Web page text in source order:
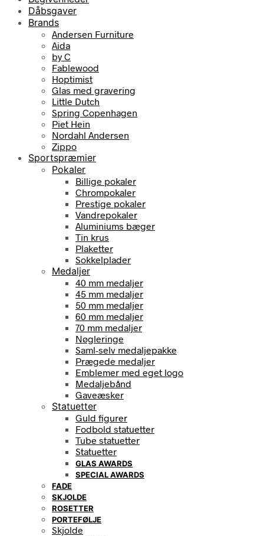
Dåbsgaver
Brands
Andersen Furniture
Aida
by C
Fablewood
Hoptimist
Glas med gravering
Little Dutch
Spring Copenhagen
Piet Hein
Nordahl Andersen
Zippo
Sportspræmier
Pokaler
Billige pokaler
Chrompokaler
Prestige pokaler
Vandrepokaler
Aluminiums bæger
Tin krus
Plaketter
Sokkelplader
Medaljer
40 mm medaljer
45 mm medaljer
50 mm medaljer
60 mm medaljer
70 mm medaljer
Nøgleringe
Saml-selv medaljepakke
Prægede medaljer
Emblemer med eget logo
Medaljebånd
Gaveæsker
Statuetter
Guld figurer
Fodbold statuetter
Tube statuetter
Statuetter
GLAS AWARDS
SPECIAL AWARDS
FADE
SKJOLDE
ROSETTER
PORTEFØLJE
Skjolde